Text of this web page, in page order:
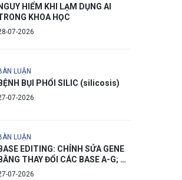
NGUY HIỂM KHI LẠM DỤNG AI
KHOA HỌC
07-2026
LUẬN
BỆNH BỤI PHỔI SILIC (silicosis)
07-2026
LUẬN
BASE EDITING: CHỈNH SỬA GENE
BẰNG THAY ĐỔI CÁC BASE A-G; C-
07-2026